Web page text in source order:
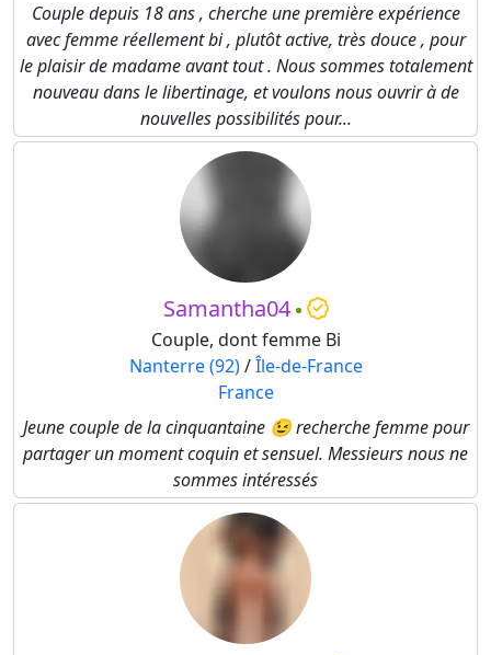
Couple depuis 18 ans , cherche une première expérience
avec femme réellement bi , plutôt active, très douce , pour
le plaisir de madame avant tout . Nous sommes totalement
nouveau dans le libertinage, et voulons nous ouvrir à de
nouvelles possibilités pour...
Samantha04
Couple, dont femme Bi
Nanterre (92)/Île-de-France
France
Jeune couple de la cinquantaine 😉 recherche femme pour
partager un moment coquin et sensuel. Messieurs nous ne
sommes intéressés